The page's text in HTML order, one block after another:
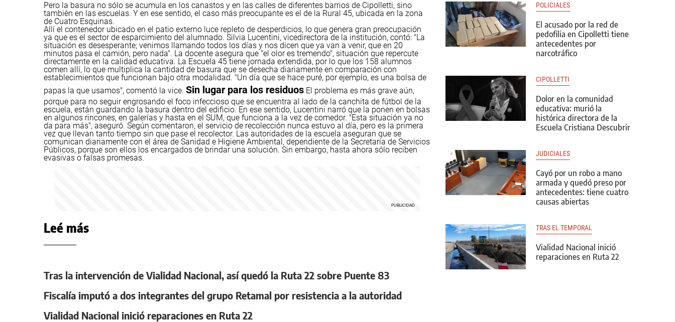
Pero la basura no sólo se acumula en los canastos y en las calles de diferentes barrios de Cipolletti, sino
también en las escuelas. Y en ese sentido, el caso más preocupante es el de la Rural 45, ubicada en la zona
de Cuatro Esquinas.
Allí el contenedor ubicado en el patio externo luce repleto de desperdicios, lo que genera gran preocupación
ya que es el sector de esparcimiento del alumnado. Silvia Lucentini, vicedirectora de la institución, contó: "La
situación es desesperante; venimos llamando todos los días y nos dicen que ya van a venir, que en 20
minutos pasa el camión, pero nada". La docente asegura que "el olor es tremendo", situación que repercute
directamente en la calidad educativa. La Escuela 45 tiene jornada extendida, por lo que los 158 alumnos
comen allí, lo que multiplica la cantidad de basura que se desecha diariamente en comparación con
establecimientos que funcionan bajo otra modalidad. "Un día que se hace puré, por ejemplo, es una bolsa de
papas la que usamos", comentó la vice. Sin lugar para los residuos El problema es más grave aún,
porque para no seguir engrosando el foco infeccioso que se encuentra al lado de la canchita de fútbol de la
escuela, están guardando la basura dentro del edificio. En ese sentido, Lucentini narró que la ponen en bolsas
en algunos rincones, en galerías y hasta en el SUM, que funciona a la vez de comedor. "Esta situación ya no
da para más", aseguró. Según comentaron, el servicio de recolección nunca estuvo al día, pero es la primera
vez que llevan tanto tiempo sin que pase el recolector. Las autoridades de la escuela aseguran que se
comunican diariamente con el área de Sanidad e Higiene Ambiental, dependiente de la Secretaría de Servicios
Públicos, porque son ellos los encargados de brindar una solución. Sin embargo, hasta ahora sólo reciben
evasivas o falsas promesas.
Leé más
Tras la intervención de Vialidad Nacional, así quedó la Ruta 22 sobre Puente 83
Fiscalía imputó a dos integrantes del grupo Retamal por resistencia a la autoridad
Vialidad Nacional inició reparaciones en Ruta 22
POLICIALES
El acusado por la red de
pedofilia en Cipolletti tiene
antecedentes por
narcotráfico
CIPOLLETTI
Dolor en la comunidad
educativa: murió la
histórica directora de la
Escuela Cristiana Descubrir
JUDICIALES
Cayó por un robo a mano
armada y quedó preso por
antecedentes: tiene cuatro
causas abiertas
TRAS EL TEMPORAL
Vialidad Nacional inició
reparaciones en Ruta 22